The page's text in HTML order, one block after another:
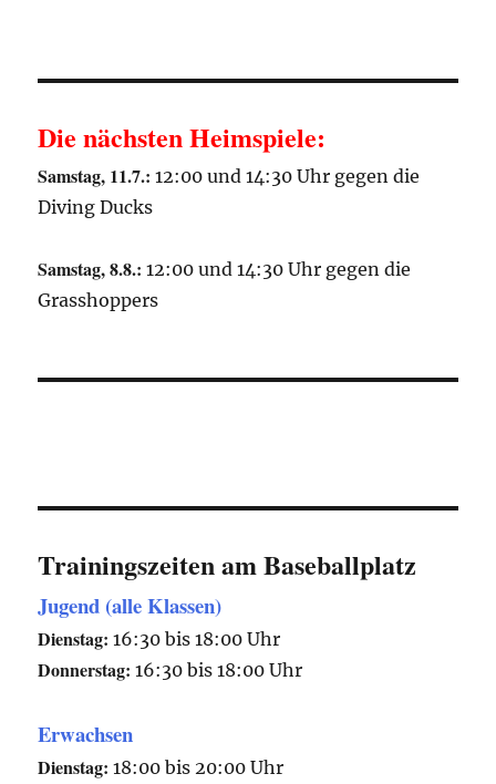
Die nächsten Heimspiele:
Samstag, 11.7.: 12:00 und 14:30 Uhr gegen die
Diving Ducks
Samstag, 8.8.: 12:00 und 14:30 Uhr gegen die
Grasshoppers
Trainingszeiten am Baseballplatz
Jugend (alle Klassen)
Dienstag: 16:30 bis 18:00 Uhr
Donnerstag: 16:30 bis 18:00 Uhr
Erwachsen
Dienstag: 18:00 bis 20:00 Uhr